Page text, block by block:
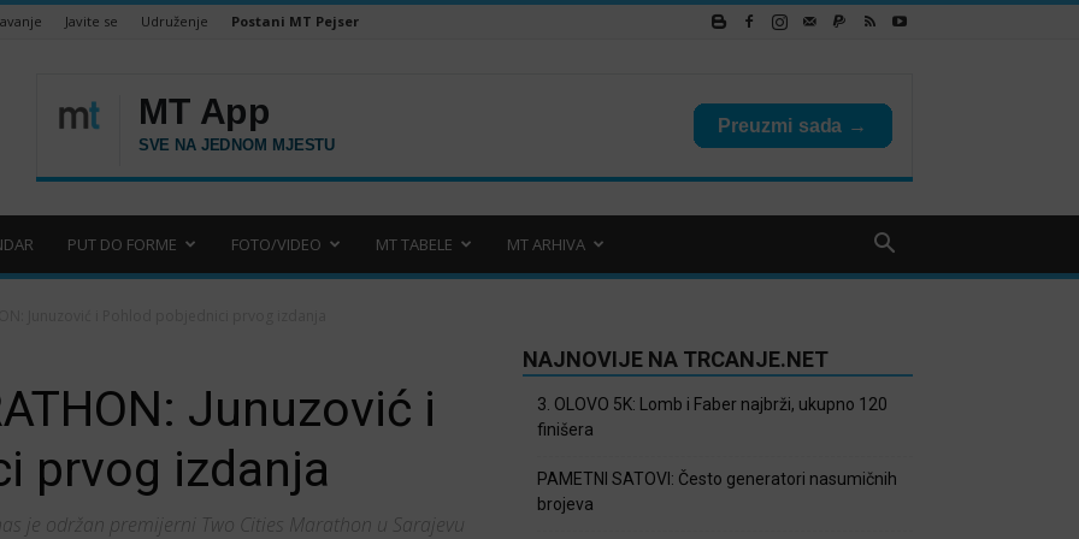
Javite se Udruženje Postani MT Pejser
PUT DO FORME FOTO/VIDEO MT TABELE MT ARHIVA
Junuzović i
prvog izdanja
je održan premijerni Two Cities Marathon u Sarajevu
NAJNOVIJE NA TRCANJE.NET
3. OLOVO 5K: Lomb i Faber najbrži, ukupno 120
finišera
PAMETNI SATOVI: Često generatori nasumičnih
brojeva